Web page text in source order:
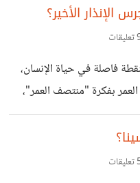
بيئة، منطلق في أخرى، وربما
ليست بالضرورة
النفس، امتلاك أكثر من
قد يكون مهارة تكيفية،
الإنذار الأخير؟
فاصلة في حياة الإنسان،
بفكرة "منتصف العمر"،
واختباراته، وما تبقى
يواجه للمرة الأولى
وأن قطار العمر يمضي